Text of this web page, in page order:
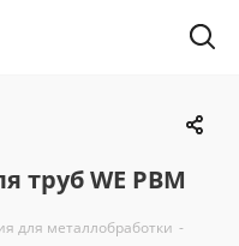
труб WE PBM
для металлобработки -